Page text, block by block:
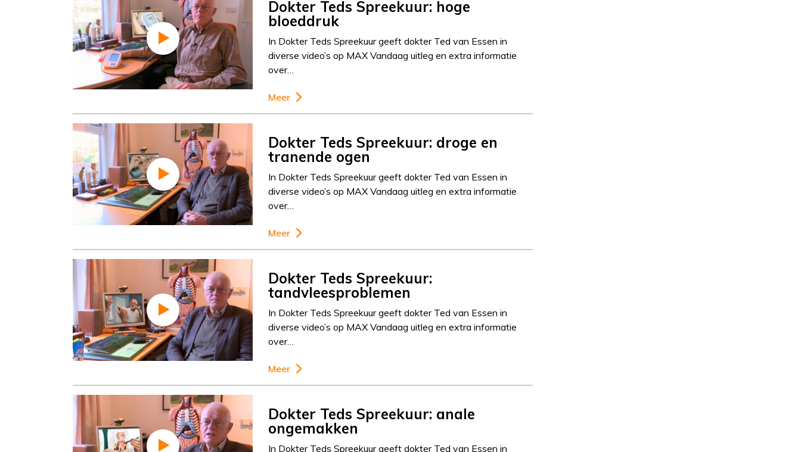
Dokter Teds Spreekuur: hoge
bloeddruk
In Dokter Teds Spreekuur geeft dokter Ted van Essen in
diverse video’s op MAX Vandaag uitleg en extra informatie
over…
Meer
Dokter Teds Spreekuur: droge en
tranende ogen
In Dokter Teds Spreekuur geeft dokter Ted van Essen in
diverse video’s op MAX Vandaag uitleg en extra informatie
over…
Meer
Dokter Teds Spreekuur:
tandvleesproblemen
In Dokter Teds Spreekuur geeft dokter Ted van Essen in
diverse video’s op MAX Vandaag uitleg en extra informatie
over…
Meer
Dokter Teds Spreekuur: anale
ongemakken
In Dokter Teds Spreekuur geeft dokter Ted van Essen in